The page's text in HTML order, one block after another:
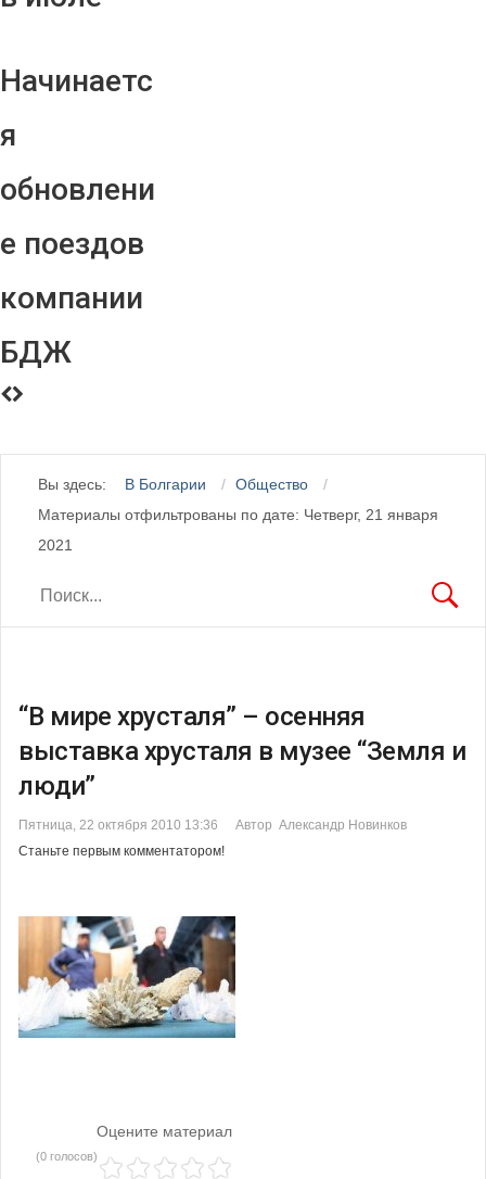
Начинаетс
я
обновлени
е поездов
компании
БДЖ
Вы здесь: В Болгарии
Общество
Материалы отфильтрованы по дате: Четверг, 21 января
2021
“В мире хрусталя” – осенняя
выставка хрусталя в музее “Земля и
люди”
Пятница, 22 октября 2010 13:36
Автор Александр Новинков
Станьте первым комментатором!
Оцените материал
(0 голосов)